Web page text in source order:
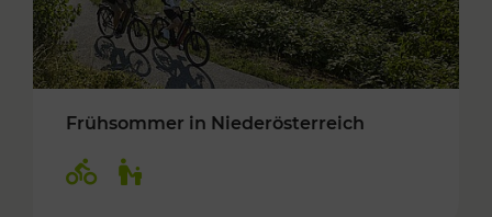
Frühsommer in Niederösterreich